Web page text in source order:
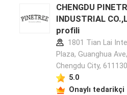
CHENGDU
INDUSTRIAL
profili
1801 Tian Lai
Plaza, Guanghua
Chengdu City,
5.0
Onaylı tedarikçi